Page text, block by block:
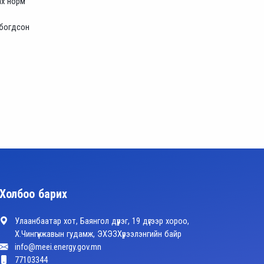
Холбоо барих
Улаанбаатар хот, Баянгол дүүрэг, 19 дүгээр хороо,
Х.Чингүнжавын гудамж, ЭХЭЗХүрээлэнгийн байр
info@meei.energy.gov.mn
77103344